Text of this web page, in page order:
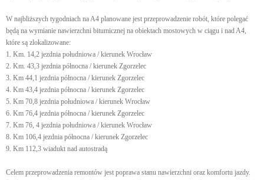
W najbliższych tygodniach na A4 planowane jest przeprowadzenie robót, które polegać
będą na wymianie nawierzchni bitumicznej na obiektach mostowych w ciągu i nad A4,
które są zlokalizowane:
1. Km. 14,2 jezdnia południowa / kierunek Wrocław
2. Km. 43,3 jezdnia północna / kierunek Zgorzelec
3. Km 44,1 jezdnia północna / kierunek Zgorzelec
4. Km 43,4 jezdnia północna / kierunek Zgorzelec
5. Km 70,8 jezdnia południowa / kierunek Wrocław
6. Km 76,4 jezdnia północna / kierunek Zgorzelec
7. Km 76, 4 jezdnia południowa / kierunek Wrocław
8. Km 106,4 jezdnia północna / kierunek Zgorzelec
9. Km 112,3 wiadukt nad autostradą
Celem przeprowadzenia remontów jest poprawa stanu nawierzchni oraz komfortu jazdy.